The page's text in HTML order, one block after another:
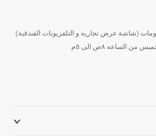
(شاشة عرض تجاريه و التلفزيونات الفندقية)
الساعه ٨ص الى ٥م